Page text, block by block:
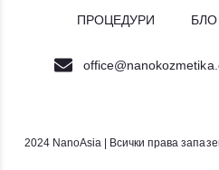
ПРОЦЕДУРИ
2024 NanoAsia | Всички права